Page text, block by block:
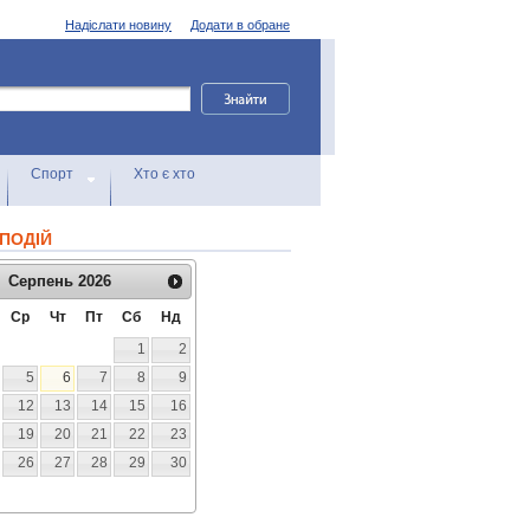
Додати в обране
Надіслати новину
Спорт Хто є хто
Серпень 2026
Ср Чт Пт Сб
Нд
1
2
5 6 7 8
9
12 13 14 15
16
19 20 21 22
23
26 27 28 29
30